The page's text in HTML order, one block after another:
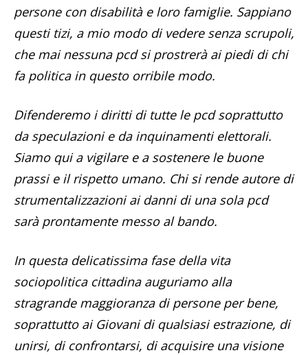
persone con disabilità e loro famiglie. Sappiano
questi tizi, a mio modo di vedere senza scrupoli,
che mai nessuna pcd si prostrerà ai piedi di chi
fa politica in questo orribile modo.
Difenderemo i diritti di tutte le pcd soprattutto
da speculazioni e da inquinamenti elettorali.
Siamo qui a vigilare e a sostenere le buone
prassi e il rispetto umano. Chi si rende autore di
strumentalizzazioni ai danni di una sola pcd
sarà prontamente messo al bando.
In questa delicatissima fase della vita
sociopolitica cittadina auguriamo alla
stragrande maggioranza di persone per bene,
soprattutto ai Giovani di qualsiasi estrazione, di
unirsi, di confrontarsi, di acquisire una visione